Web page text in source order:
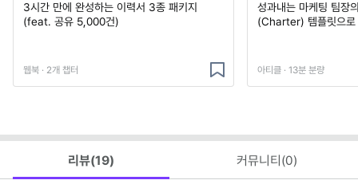
3시간 만에 완성하는 이력서 3종 패키지
(feat. 공유 5,000건)
웹북 · 2개 챕터
성과내는 마케팅 팀장
(Charter) 템플릿으로
아티클 · 13분 분량
리뷰(19) 커뮤니티(0)